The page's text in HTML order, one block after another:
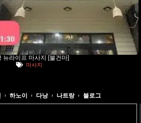
뉴라이프 마사지 [불건마]
마사지
하노이 다낭 나트랑 블로그